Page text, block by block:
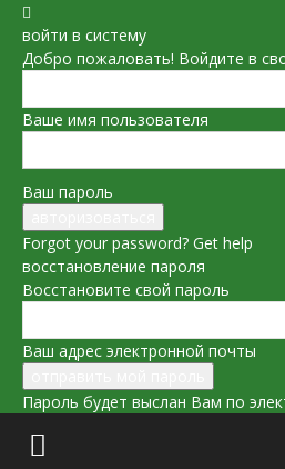
войти в систему
Добро пожаловать! Войдите в
Ваше имя пользователя
Ваш пароль
Forgot your password? Get help
восстановление пароля
Восстановите свой пароль
Ваш адрес электронной почты
Пароль будет выслан Вам по